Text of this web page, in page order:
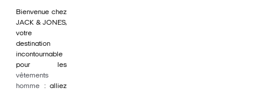
Bienvenue chez
JACK & JONES,
votre
destination
incontournable
pour les
vêtements
homme : alliez